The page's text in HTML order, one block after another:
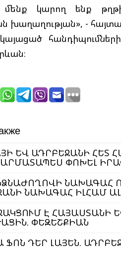
մենք կարող ենք
խաղաղության», -
ԵՎ ԱԴՐԲԵՋԱՆԻ ՀԵՏ
ՓՈԽԵԼ
ՆԱԽԱԳԱՀ
ՆԱԽԱԳԱՀ ԻԼՀԱՄ
Է ՀԱՅԱՍՏԱՆԻ
ՓԵԶԵՇՔԻԱՆ
ՖՈՆ ԴԵՐ ԼԱՅԵՆ.